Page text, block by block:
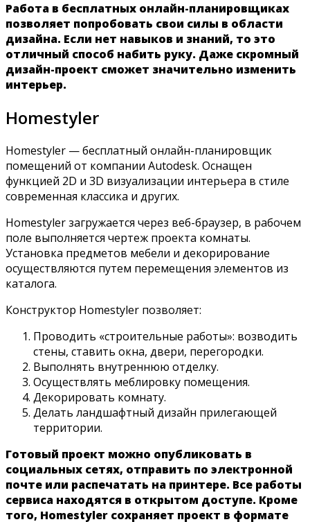
Работа в бесплатных онлайн-планировщиках
позволяет попробовать свои силы в области
дизайна. Если нет навыков и знаний, то это
отличный способ набить руку. Даже скромный
дизайн-проект сможет значительно изменить
интерьер.
Homestyler
Homestyler — бесплатный онлайн-планировщик
помещений от компании Autodesk. Оснащен
функцией 2D и 3D визуализации интерьера в стиле
современная классика и других.
Homestyler загружается через веб-браузер, в рабочем
поле выполняется чертеж проекта комнаты.
Установка предметов мебели и декорирование
осуществляются путем перемещения элементов из
каталога.
Конструктор Homestyler позволяет:
Проводить «строительные работы»: возводить
стены, ставить окна, двери, перегородки.
Выполнять внутреннюю отделку.
Осуществлять меблировку помещения.
Декорировать комнату.
Делать ландшафтный дизайн прилегающей
территории.
Готовый проект можно опубликовать в
социальных сетях, отправить по электронной
почте или распечатать на принтере. Все работы
сервиса находятся в открытом доступе. Кроме
того, Homestyler сохраняет проект в формате